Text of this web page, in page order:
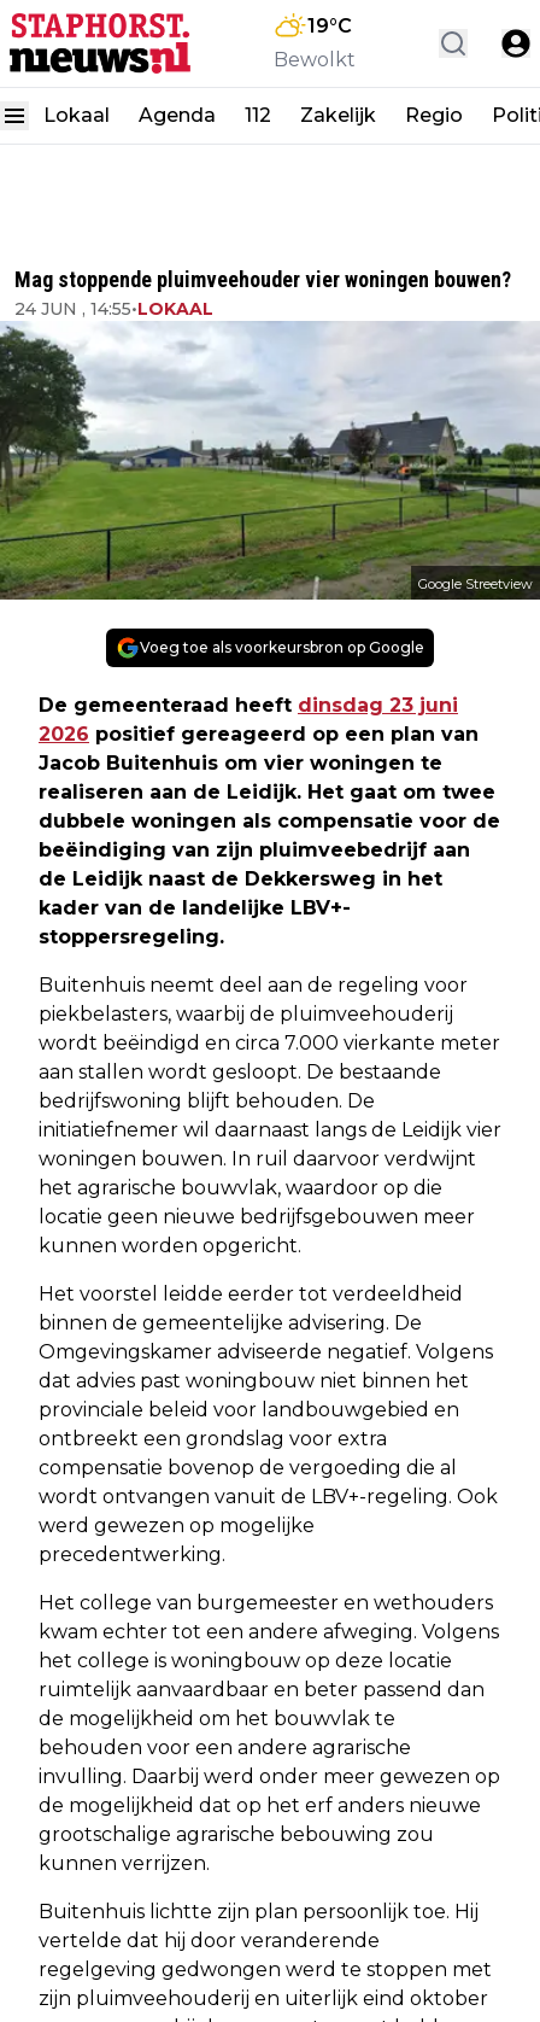
19°C
Bewolkt
Lokaal Agenda 112 Zakelijk Regio
Mag stoppende pluimveehouder vier woningen bouwen?
24 JUN , 14:55•LOKAAL
Google Streetview
Voeg toe als voorkeursbron op Google
De gemeenteraad heeft dinsdag 23 juni
2026 positief gereageerd op een plan van
Jacob Buitenhuis om vier woningen te
realiseren aan de Leidijk. Het gaat om twee
dubbele woningen als compensatie voor de
beëindiging van zijn pluimveebedrijf aan
de Leidijk naast de Dekkersweg in het
kader van de landelijke LBV+-
stoppersregeling.
Buitenhuis neemt deel aan de regeling voor
piekbelasters, waarbij de pluimveehouderij
wordt beëindigd en circa 7.000 vierkante meter
aan stallen wordt gesloopt. De bestaande
bedrijfswoning blijft behouden. De
initiatiefnemer wil daarnaast langs de Leidijk vier
woningen bouwen. In ruil daarvoor verdwijnt
het agrarische bouwvlak, waardoor op die
locatie geen nieuwe bedrijfsgebouwen meer
kunnen worden opgericht.
Het voorstel leidde eerder tot verdeeldheid
binnen de gemeentelijke advisering. De
Omgevingskamer adviseerde negatief. Volgens
dat advies past woningbouw niet binnen het
provinciale beleid voor landbouwgebied en
ontbreekt een grondslag voor extra
compensatie bovenop de vergoeding die al
wordt ontvangen vanuit de LBV+-regeling. Ook
werd gewezen op mogelijke
precedentwerking.
Het college van burgemeester en wethouders
kwam echter tot een andere afweging. Volgens
het college is woningbouw op deze locatie
ruimtelijk aanvaardbaar en beter passend dan
de mogelijkheid om het bouwvlak te
behouden voor een andere agrarische
invulling. Daarbij werd onder meer gewezen op
de mogelijkheid dat op het erf anders nieuwe
grootschalige agrarische bebouwing zou
kunnen verrijzen.
Buitenhuis lichtte zijn plan persoonlijk toe. Hij
vertelde dat hij door veranderende
regelgeving gedwongen werd te stoppen met
zijn pluimveehouderij en uiterlijk eind oktober